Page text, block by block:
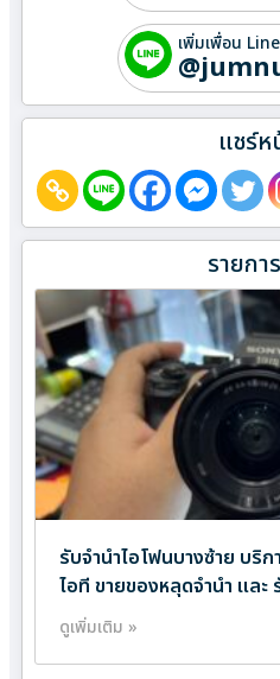
เพิ่มเพื่อน Line
แชร์
รายกา
รับจำนำไอโฟนบางซ้าย บริ
ไอที ขายของหลุดจำนำ แล
ดูเพิ่มเติม »